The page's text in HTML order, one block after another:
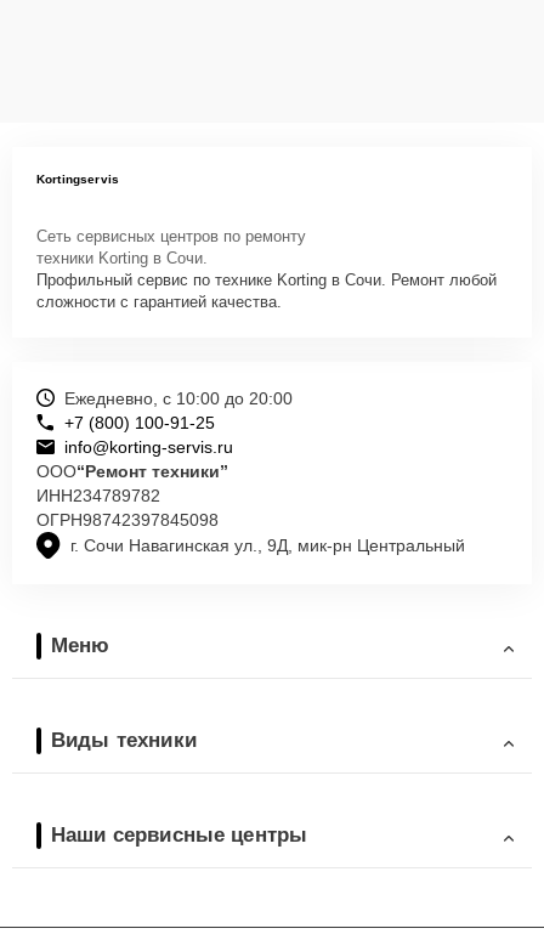
Kortingservis
Сеть сервисных центров по ремонту
техники Korting в Сочи.
Профильный сервис по технике Korting в Сочи. Ремонт любой
сложности с гарантией качества.
г. Сочи Навагинская ул., 9Д, мик-рн Центральный
Ежедневно, с 10:00 до 20:00
+7 (800) 100-91-25
info@korting-servis.ru
ООО“Ремонт техники”
ИНН234789782
ОГРН98742397845098
Меню
Виды техники
Наши сервисные центры